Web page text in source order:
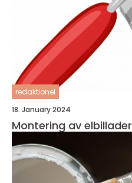
redaktionel
18. January 2024
Montering av elbillader